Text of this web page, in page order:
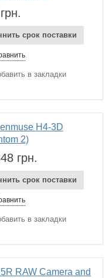
срок поставки
в закладки
H4-3D
2)
грн.
срок поставки
в закладки
RAW Camera and